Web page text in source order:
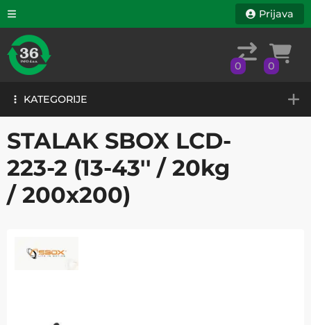
KATEGORIJE
Prijava
0 0
KATEGORIJE
STALAK SBOX LCD-
223-2 (13-43'' / 20kg
/ 200x200)